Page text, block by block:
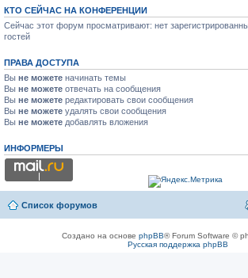
КТО СЕЙЧАС НА КОНФЕРЕНЦИИ
Сейчас этот форум просматривают: нет
гостей
ПРАВА ДОСТУПА
Вы не можете начинать темы
Вы не можете отвечать на сообщения
Вы не можете редактировать свои сообщения
Вы не можете удалять свои сообщения
Вы не можете добавлять вложения
ИНФОРМЕРЫ
Список форумов
Создано на основе phpBB® Forum Software ©
Русская поддержка phpBB